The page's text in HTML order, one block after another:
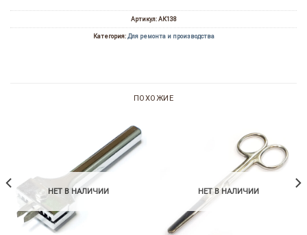
Артикул: АК138
Категория: Для ремонта и производства
ПОХОЖИЕ
НЕТ В НАЛИЧИИ НЕТ В НАЛИЧИИ